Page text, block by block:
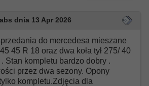
dnia 13 Apr 2026
do mercedesa mieszane
45 R 18 oraz dwa koła tył 275/ 40
Stan kompletu bardzo dobry .
przez dwa sezony. Opony
kompletu.Zdjęcia dla